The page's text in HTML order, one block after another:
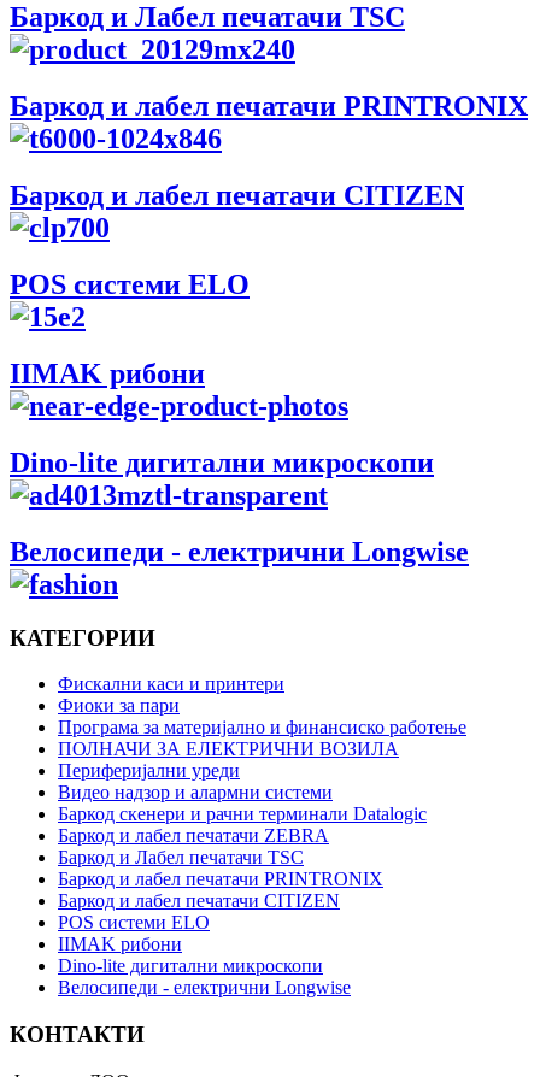
Баркод и Лабел печатачи TSC
Баркод и лабел печатачи PRINTRONIX
Баркод и лабел печатачи CITIZEN
POS системи ELO
IIMAK рибони
Dino-lite дигитални микроскопи
Bелосипеди - електрични Longwise
КАТЕГОРИИ
Фискални каси и принтери
Фиоки за пари
Програма за материјално и финансиско работење
ПОЛНАЧИ ЗА ЕЛЕКТРИЧНИ ВОЗИЛА
Периферијални уреди
Видео надзор и алармни системи
Баркод скенери и рачни терминали Datalogic
Баркод и лабел печатачи ZEBRA
Баркод и Лабел печатачи TSC
Баркод и лабел печатачи PRINTRONIX
Баркод и лабел печатачи CITIZEN
POS системи ELO
IIMAK рибони
Dino-lite дигитални микроскопи
Bелосипеди - електрични Longwise
КОНТАКТИ